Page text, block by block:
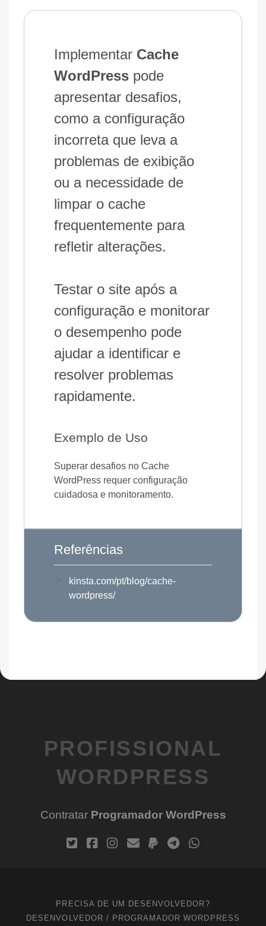
Implementar Cache
WordPress pode
apresentar desafios,
como a configuração
incorreta que leva a
problemas de exibição
ou a necessidade de
limpar o cache
frequentemente para
refletir alterações.
Testar o site após a
configuração e monitorar
o desempenho pode
ajudar a identificar e
resolver problemas
rapidamente.
Exemplo de Uso
Superar desafios no Cache
WordPress requer configuração
cuidadosa e monitoramento.
Referências
kinsta.com/pt/blog/cache-
wordpress/
PROFISSIONAL
WORDPRESS
Contratar Programador WordPress
PRECISA DE UM DESENVOLVEDOR?
DESENVOLVEDOR / PROGRAMADOR WORDPRESS